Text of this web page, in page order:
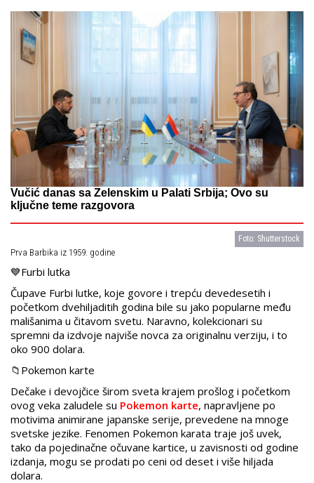
Vučić danas sa Zelenskim u Palati Srbija; Ovo su
ključne teme razgovora
Foto: Shutterstock
Prva Barbika iz 1959. godine
💙Furbi lutka
Čupave Furbi lutke, koje govore i trepću devedesetih i
početkom dvehiljaditih godina bile su jako popularne među
mališanima u čitavom svetu. Naravno, kolekcionari su
spremni da izdvoje najviše novca za originalnu verziju, i to
oko 900 dolara.
📁Pokemon karte
Dečake i devojčice širom sveta krajem prošlog i početkom
ovog veka zaludele su Pokemon karte, napravljene po
motivima animirane japanske serije, prevedene na mnoge
svetske jezike. Fenomen Pokemon karata traje još uvek,
tako da pojedinačne očuvane kartice, u zavisnosti od godine
izdanja, mogu se prodati po ceni od deset i više hiljada
dolara.